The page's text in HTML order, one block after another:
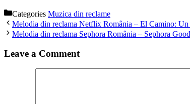
Categories Muzica din reclame
Melodia din reclama Netflix România – El Camino:
Melodia din reclama Sephora România – Sephora
Leave a Comment